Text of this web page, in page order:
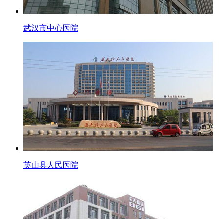
武汉市中心医院
英山县人民医院